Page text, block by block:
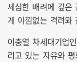
세심한 배려에 깊은
게 아낌없는 격려와
이충열 차세대기업
리고 있는 자유와